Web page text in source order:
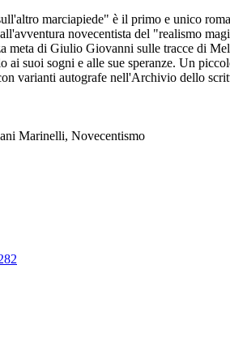
marciapiede" è il primo e unico
novecentista del "realismo
meta di Giulio Giovanni sulle tracce di
ai suoi sogni e alle sue speranze. Un
varianti autografe nell'Archivio dello
Marinelli, Novecentismo